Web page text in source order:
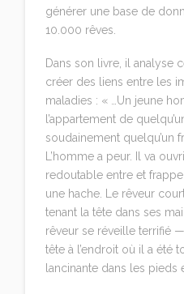
générer une base de
10.000 rêves.
Dans son livre, il analyse
créer des liens entre les
maladies : « …Un jeune
l’appartement de
soudainement quelqu’un
L’homme a peur. Il va
redoutable entre et
une hache. Le rêveur
tenant la tête dans ses
rêveur se réveille terrifié
tête à l’endroit où il a été
lancinante dans les pieds